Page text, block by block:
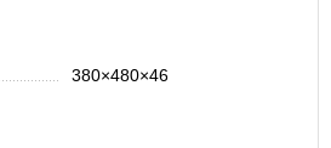
380×480×46